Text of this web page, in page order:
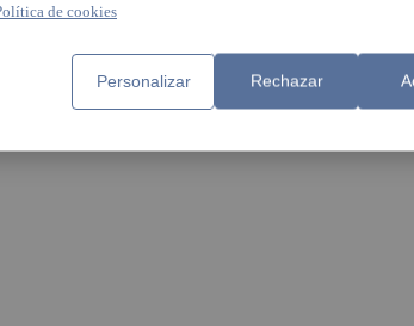
PUBLICIDAD
de cookies
Personalizar Rechazar